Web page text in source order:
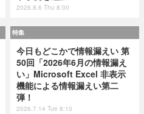
2026.8.6 Thu 8:00
特集
今日もどこかで情報漏えい 第
50回「2026年6月の情報漏え
い」Microsoft Excel 非表示
機能による情報漏えい第二
弾！
2026.7.14 Tue 8:10